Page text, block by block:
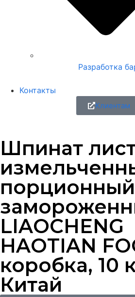
Разработка
Контакты
Клиентам
Шпинат
порционный
LIAOCHENG
HAOTIAN
коробка, 10
Китай